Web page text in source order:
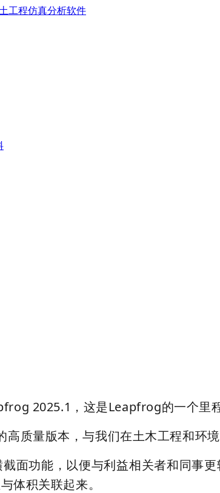
2025.1，这是Leapfrog的一个里程
质量版本，与我们在土木工程和环
面功能，以便与利益相关者和同事
体积关联起来。